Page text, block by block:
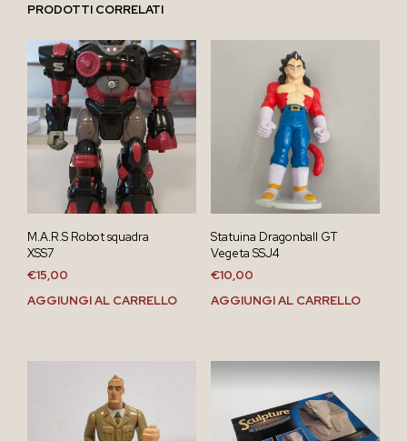
PRODOTTI CORRELATI
M.A.R.S Robot squadra
XSS7
€15,00
AGGIUNGI AL CARRELLO
Statuina Dragonball GT
Vegeta SSJ4
€10,00
AGGIUNGI AL CARRELLO